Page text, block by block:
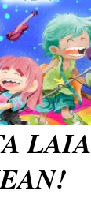
ETA LAIA
LAIA